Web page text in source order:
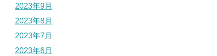
2023年9月
2023年8月
2023年7月
2023年6月